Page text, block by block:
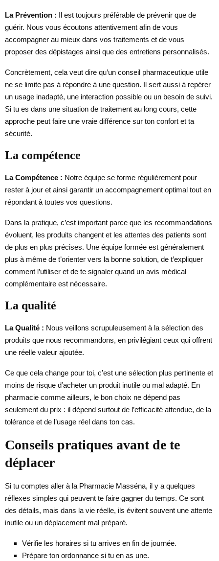
La Prévention : Il est toujours préférable de prévenir que de
guérir. Nous vous écoutons attentivement afin de vous
accompagner au mieux dans vos traitements et de vous
proposer des dépistages ainsi que des entretiens personnalisés.
Concrètement, cela veut dire qu’un conseil pharmaceutique utile
ne se limite pas à répondre à une question. Il sert aussi à repérer
un usage inadapté, une interaction possible ou un besoin de suivi.
Si tu es dans une situation de traitement au long cours, cette
approche peut faire une vraie différence sur ton confort et ta
sécurité.
La compétence
La Compétence : Notre équipe se forme régulièrement pour
rester à jour et ainsi garantir un accompagnement optimal tout en
répondant à toutes vos questions.
Dans la pratique, c’est important parce que les recommandations
évoluent, les produits changent et les attentes des patients sont
de plus en plus précises. Une équipe formée est généralement
plus à même de t’orienter vers la bonne solution, de t’expliquer
comment l’utiliser et de te signaler quand un avis médical
complémentaire est nécessaire.
La qualité
La Qualité : Nous veillons scrupuleusement à la sélection des
produits que nous recommandons, en privilégiant ceux qui offrent
une réelle valeur ajoutée.
Ce que cela change pour toi, c’est une sélection plus pertinente et
moins de risque d’acheter un produit inutile ou mal adapté. En
pharmacie comme ailleurs, le bon choix ne dépend pas
seulement du prix : il dépend surtout de l’efficacité attendue, de la
tolérance et de l’usage réel dans ton cas.
Conseils pratiques avant de te
déplacer
Si tu comptes aller à la Pharmacie Masséna, il y a quelques
réflexes simples qui peuvent te faire gagner du temps. Ce sont
des détails, mais dans la vie réelle, ils évitent souvent une attente
inutile ou un déplacement mal préparé.
Vérifie les horaires si tu arrives en fin de journée.
Prépare ton ordonnance si tu en as une.